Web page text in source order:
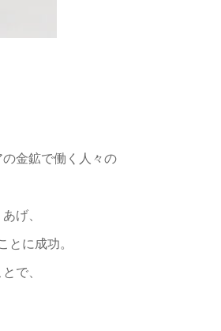
金鉱で働く人々の
げ、
に成功。
で、